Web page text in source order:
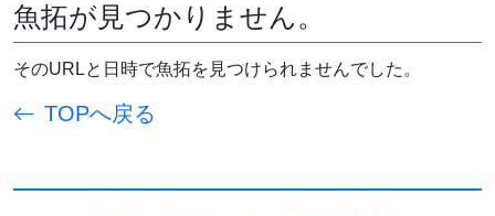
魚拓が見つかりません。
そのURLと日時で魚拓を見つけられませんでした。
TOPへ戻る